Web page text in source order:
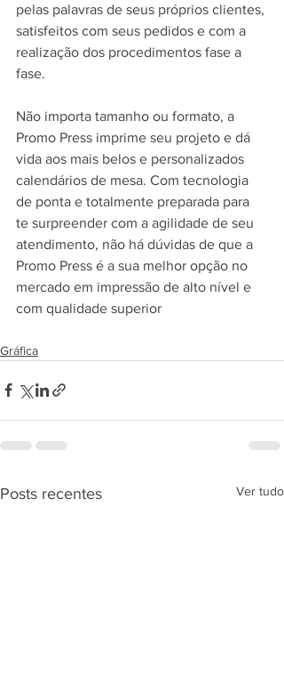
pelas palavras de seus próprios clientes,
satisfeitos com seus pedidos e com a
realização dos procedimentos fase a
fase.
Não importa tamanho ou formato, a
Promo Press imprime seu projeto e dá
vida aos mais belos e personalizados
calendários de mesa. Com tecnologia
de ponta e totalmente preparada para
te surpreender com a agilidade de seu
atendimento, não há dúvidas de que a
Promo Press é a sua melhor opção no
mercado em impressão de alto nível e
com qualidade superior
Gráfica
Posts recentes Ver tudo